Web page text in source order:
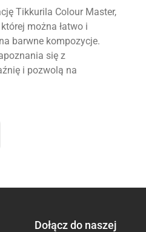
Tikkurila Colour Master,
można łatwo i
barwne kompozycje.
się z
i pozwolą na
Dołącz do naszej